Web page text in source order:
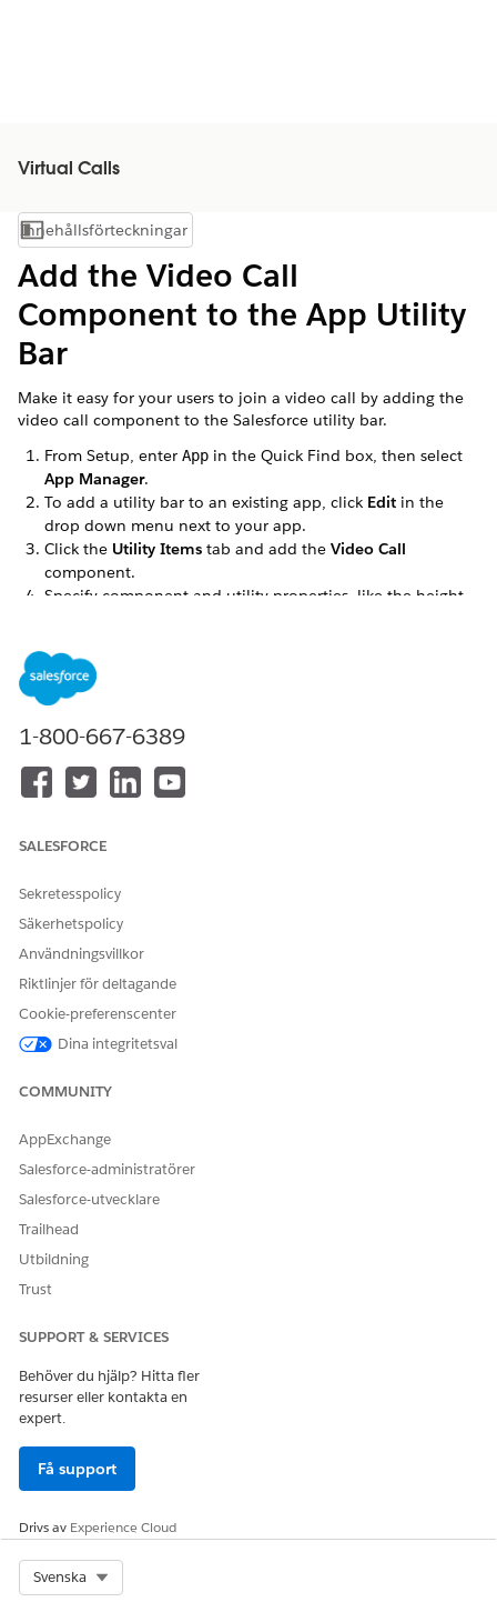
Virtual Calls
Visa innehållsförteckning
Innehållsförteckningar
Add the Video Call
Component to the App Utility
Bar
Make it easy for your users to join a video call by adding the
video call component to the Salesforce utility bar.
From Setup, enter App in the Quick Find box, then select
App Manager.
To add a utility bar to an existing app, click Edit in the
drop down menu next to your app.
Click the Utility Items tab and add the Video Call
component.
Specify component and utility properties, like the height
Save your work.
Berätta för oss vad vi kan förbättra!
1-800-667-6389
SALESFORCE
Sekretesspolicy
Säkerhetspolicy
Användningsvillkor
Riktlinjer för deltagande
Cookie-preferenscenter
Dina integritetsval
COMMUNITY
AppExchange
Salesforce-administratörer
Salesforce-utvecklare
Trailhead
Utbildning
Trust
SUPPORT & SERVICES
Behöver du hjälp? Hitta fler
resurser eller kontakta en
expert.
Få support
Drivs av Experience Cloud
Svenska